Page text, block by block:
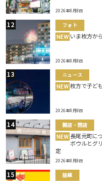
2026年8月8日
フォト
NEW いま枚方か
2026年8月8日
ニュース
NEW 枚方で子ど
2026年8月8日
開店・閉店
NEW 長尾元町に
ボウルとグ
定
2026年8月8日
話題